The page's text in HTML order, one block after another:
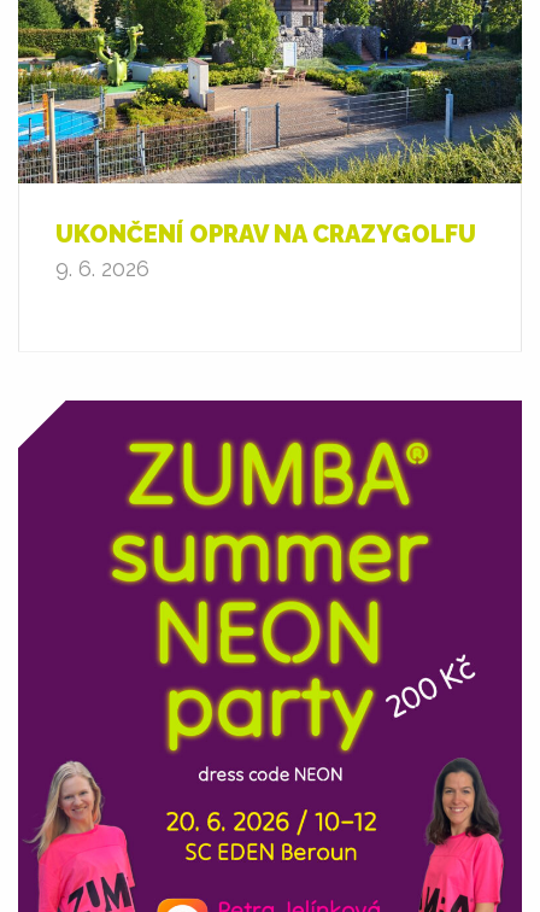
UKONČENÍ OPRAV NA CRAZYGOLFU
9. 6. 2026